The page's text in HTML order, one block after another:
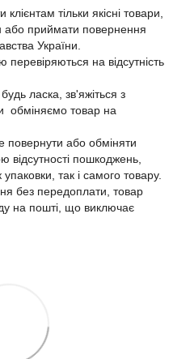
тільки якісні товари,
або приймати повернення
України.
перевіряються на відсутність
ласка, зв'яжіться з
обміняємо товар на
повернути або обміняти
відсутності пошкоджень,
так і самого товару.
без передоплати, товар
на пошті, що виключає